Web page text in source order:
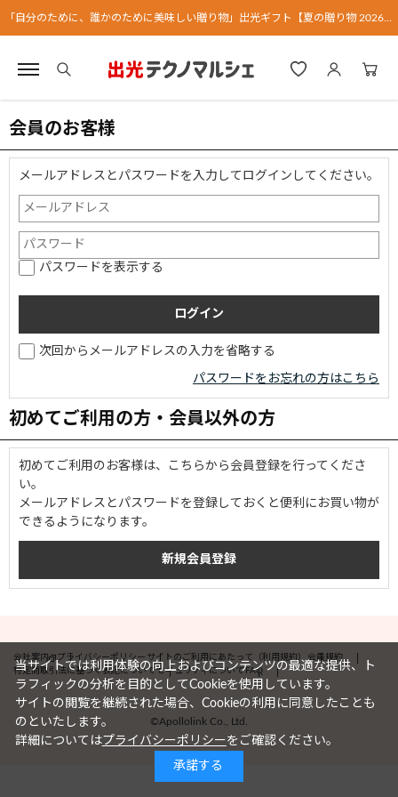
会員のお客様
メールアドレスとパスワードを入力してログインしてください。
パスワードを表示する
次回からメールアドレスの入力を省略する
パスワードをお忘れの方はこちら
初めてご利用の方・会員以外の方
初めてご利用のお客様は、こちらから会員登録を行ってくださ
い。
メールアドレスとパスワードを登録しておくと便利にお買い物が
できるようになります。
会社案内 プライバシーポリシー サイトのご利用にあたって（利用規約） 会員規約
特定商取引法に基づく表記についてセキュリティについてFAQ
©Apollolink Co., Ltd.
当サイトでは利用体験の向上およびコンテンツの最適な提供、ト
ラフィックの分析を目的としてCookieを使用しています。
サイトの閲覧を継続された場合、Cookieの利用に同意したことも
のといたします。
詳細についてはプライバシーポリシーをご確認ください。
承諾する